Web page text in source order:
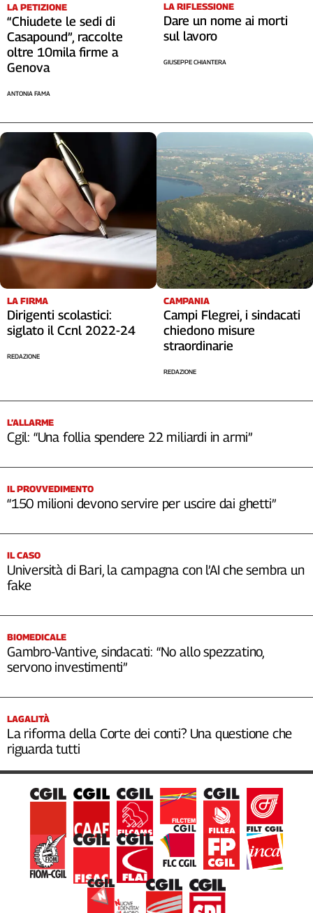
LA PETIZIONE
“Chiudete le sedi di
Casapound”, raccolte
oltre 10mila firme a
Genova
ANTONIA FAMA
LA RIFLESSIONE
Dare un nome ai morti
sul lavoro
GIUSEPPE CHIANTERA
LA FIRMA
Dirigenti scolastici:
siglato il Ccnl 2022-24
REDAZIONE
CAMPANIA
Campi Flegrei, i sindacati
chiedono misure
straordinarie
REDAZIONE
L’ALLARME
Cgil: “Una follia spendere 22 miliardi in armi”
IL PROVVEDIMENTO
“150 milioni devono servire per uscire dai ghetti”
IL CASO
Università di Bari, la campagna con l’AI che sembra un
fake
BIOMEDICALE
Gambro-Vantive, sindacati: “No allo spezzatino,
servono investimenti”
LAGALITÀ
La riforma della Corte dei conti? Una questione che
riguarda tutti